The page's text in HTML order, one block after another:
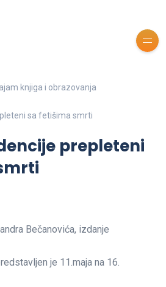
knjiga i obrazovanja
sa fetišima smrti
prepleteni
Bečanovića, izdanje
je 11.maja na 16.